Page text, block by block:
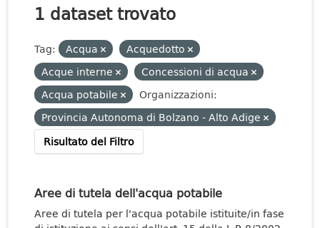
1 dataset trovato
Tag: Acqua
Acquedotto
Acque interne
Concessioni di acqua
Acqua potabile
Organizzazioni:
Provincia Autonoma di Bolzano - Alto Adige
Risultato del Filtro
Aree di tutela dell'acqua potabile
Aree di tutela per l'acqua potabile istituite/in fase